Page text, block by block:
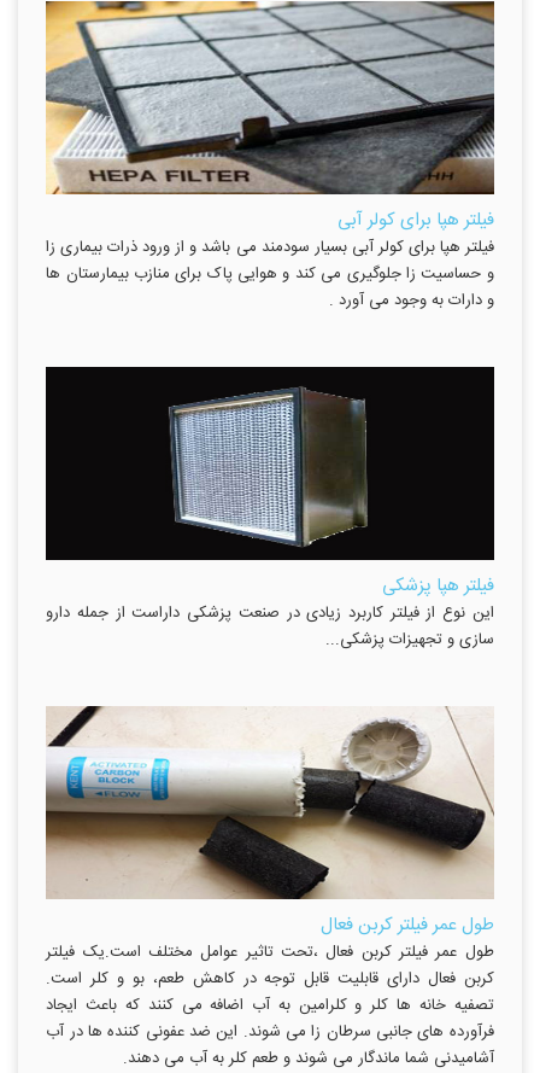
فیلتر هپا برای کولر آبی
فیلتر هپا برای کولر آبی بسیار سودمند می باشد و از ورود ذرات بیماری زا
و حساسیت زا جلوگیری می کند و هوایی پاک برای منازب بیمارستان ها
و دارات به وجود می آورد .
فیلتر هپا پزشکی
این نوع از فیلتر کاربرد زیادی در صنعت پزشکی داراست از جمله دارو
سازی و تجهیزات پزشکی...
طول عمر فیلتر کربن فعال
طول عمر فیلتر کربن فعال ،تحت تاثیر عوامل مختلف است.یک فیلتر
کربن فعال دارای قابلیت قابل توجه در کاهش طعم، بو و کلر است.
تصفیه خانه ها کلر و کلرامین به آب اضافه می کنند که باعث ایجاد
فرآورده های جانبی سرطان زا می شوند. این ضد عفونی کننده ها در آب
آشامیدنی شما ماندگار می شوند و طعم کلر به آب می دهند.